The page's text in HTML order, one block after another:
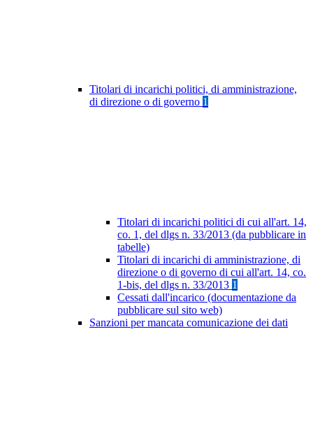
Titolari di incarichi politici, di amministrazione,
di direzione o di governo 1
Titolari di incarichi politici di cui all'art. 14,
co. 1, del dlgs n. 33/2013 (da pubblicare in
tabelle)
Titolari di incarichi di amministrazione, di
direzione o di governo di cui all'art. 14, co.
1-bis, del dlgs n. 33/2013 1
Cessati dall'incarico (documentazione da
pubblicare sul sito web)
Sanzioni per mancata comunicazione dei dati